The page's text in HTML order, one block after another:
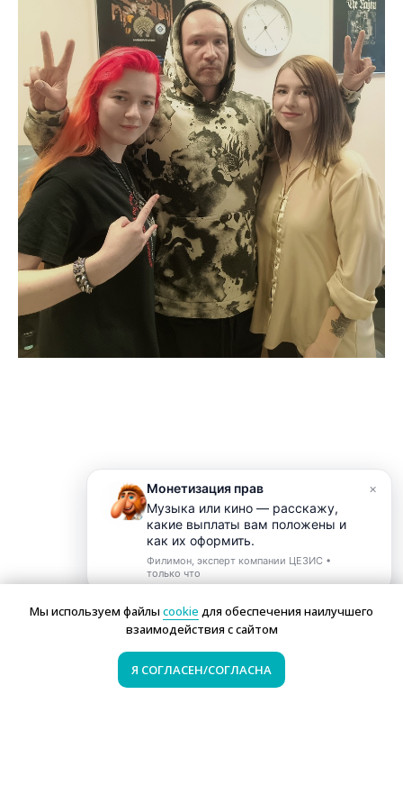
Мы используем файлы cookie для обеспечения наилучшего
взаимодействия с сайтом
Я СОГЛАСЕН/СОГЛАСНА
Монетизация прав
Музыка или кино — расскажу,
какие выплаты вам положены и
как их оформить.
Филимон, эксперт компании ЦЕЗИС •
только что
×